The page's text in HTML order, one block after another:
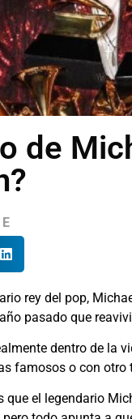
de
rey del pop,
pasado que
dentro de la
famosos o con otro
el legendario